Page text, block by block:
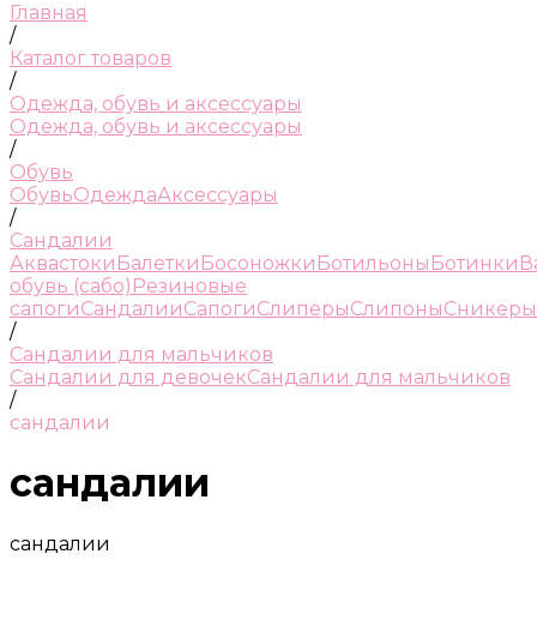
Главная
/
Каталог товаров
/
Одежда, обувь и аксессуары
Одежда, обувь и аксессуары
/
Обувь
ОбувьОдеждаАксессуары
/
Сандалии
Аквастоки Балетки Босоножки Ботильоны Ботинки
обувь (сабо) Резиновые
сапогиСандалииСапогиСлиперыСлипоныСникеры
/
Сандалии для мальчиков
Сандалии для девочекСандалии для мальчиков
/
сандалии
сандалии
сандалии